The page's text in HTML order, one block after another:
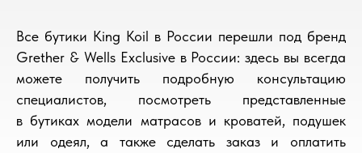
Все бутики King Koil в России перешли под бренд
Grether & Wells Exclusive в России: здесь вы всегда
можете получить подробную консультацию
специалистов, посмотреть представленные
в бутиках модели матрасов и кроватей, подушек
или одеял, а также сделать заказ и оплатить